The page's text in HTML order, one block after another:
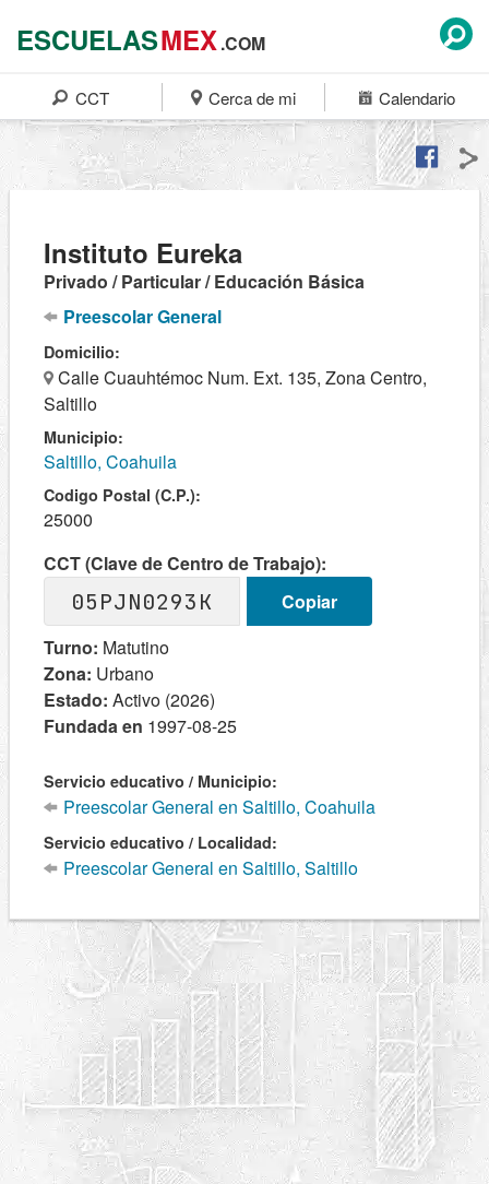
ESCUELASMEX.COM
CCT Cerca de mi Calendario
Instituto Eureka
Privado / Particular / Educación Básica
Preescolar General
Domicilio:
Calle Cuauhtémoc Num. Ext. 135, Zona Centro,
Saltillo
Municipio:
Saltillo, Coahuila
Codigo Postal (C.P.):
25000
CCT (Clave de Centro de Trabajo):
05PJN0293K
Copiar
Turno: Matutino
Zona: Urbano
Estado: Activo (2026)
Fundada en 1997-08-25
Servicio educativo / Municipio:
Preescolar General en Saltillo, Coahuila
Servicio educativo / Localidad:
Preescolar General en Saltillo, Saltillo